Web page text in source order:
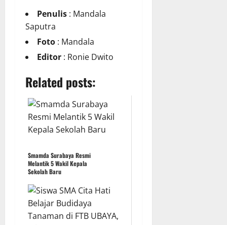
Penulis : Mandala
Saputra
Foto : Mandala
Editor : Ronie Dwito
Related posts:
Smamda Surabaya Resmi
Melantik 5 Wakil Kepala
Sekolah Baru